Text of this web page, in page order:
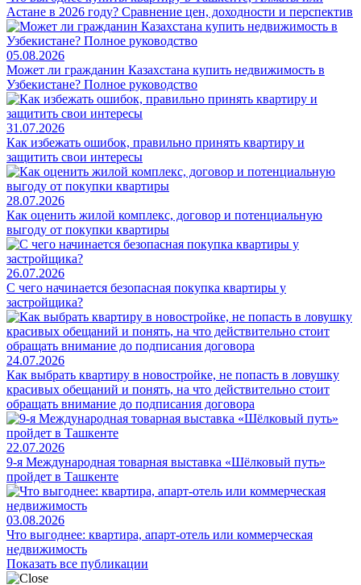
Астане в 2026 году? Сравнение цен, доходности и перспектив
05.08.2026
Может ли гражданин Казахстана купить недвижимость в
Узбекистане? Полное руководство
31.07.2026
Как избежать ошибок, правильно принять квартиру и
защитить свои интересы
28.07.2026
Как оценить жилой комплекс, договор и потенциальную
выгоду от покупки квартиры
26.07.2026
С чего начинается безопасная покупка квартиры у
застройщика?
24.07.2026
Как выбрать квартиру в новостройке, не попасть в ловушку
красивых обещаний и понять, на что действительно стоит
обращать внимание до подписания договора
22.07.2026
9-я Международная товарная выставка «Шёлковый путь»
пройдет в Ташкенте
03.08.2026
Что выгоднее: квартира, апарт-отель или коммерческая
недвижимость
Показать все публикации